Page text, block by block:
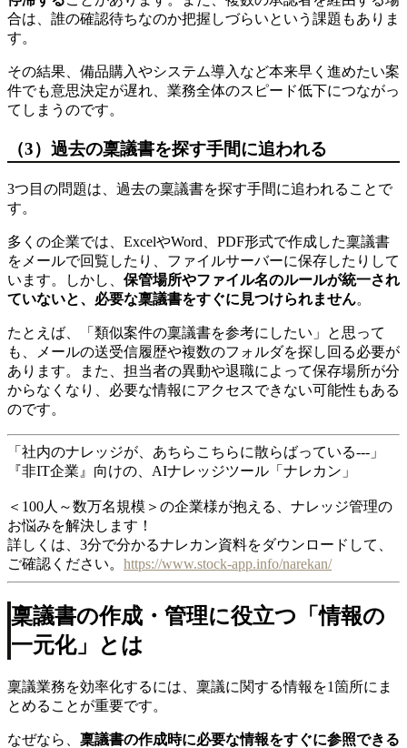
合は、誰の確認待ちなのか把握しづらいという課題もありま
す。
その結果、備品購入やシステム導入など本来早く進めたい案
件でも意思決定が遅れ、業務全体のスピード低下につながっ
てしまうのです。
（3）過去の稟議書を探す手間に追われる
3つ目の問題は、過去の稟議書を探す手間に追われることで
す。
多くの企業では、ExcelやWord、PDF形式で作成した稟議書
をメールで回覧したり、ファイルサーバーに保存したりして
います。しかし、 保管場所やファイル名のルールが統一され
ていないと、必要な稟議書をすぐに見つけられません。
たとえば、「類似案件の稟議書を参考にしたい」と思って
も、メールの送受信履歴や複数のフォルダを探し回る必要が
あります。また、担当者の異動や退職によって保存場所が分
からなくなり、必要な情報にアクセスできない可能性もある
のです。
「社内のナレッジが、あちらこちらに散らばっている---」
『非IT企業』向けの、AIナレッジツール「ナレカン」
＜100人～数万名規模＞の企業様が抱える、ナレッジ管理の
お悩みを解決します！
詳しくは、3分で分かるナレカン資料をダウンロードして、
ご確認ください。 https://www.stock-app.info/narekan/
稟議書の作成・管理に役立つ「情報の
一元化」とは
稟議業務を効率化するには、稟議に関する情報を1箇所にま
とめることが重要です。
なぜなら、 稟議書の作成時に必要な情報をすぐに参照できる